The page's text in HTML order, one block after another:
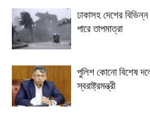
ঢাকাসহ দেশের
পারে তাপমাত্রা
পুলিশ কোনো বিশেষ
স্বরাষ্ট্রমন্ত্রী